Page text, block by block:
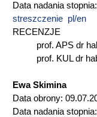
Data nadania
streszczenie pl/en
RECENZJE
prof. APS dr
prof. KUL dr
Ewa Skimina
Data obrony:
Data nadania